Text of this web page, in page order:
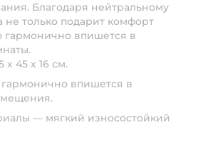
Благодаря нейтральному
не только подарит комфорт
впишется в
45 х 16 см.
впишется в
— мягкий износостойкий